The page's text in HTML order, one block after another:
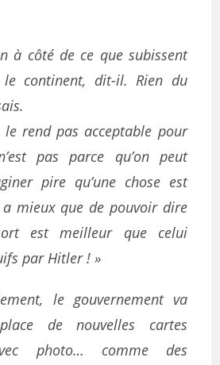
à côté de ce que subissent
continent, dit-il. Rien du
rend pas acceptable pour
pas parce qu’on peut
pire qu’une chose est
mieux que de pouvoir dire
est meilleur que celui
par Hitler ! »
le gouvernement va
de nouvelles cartes
photo… comme des